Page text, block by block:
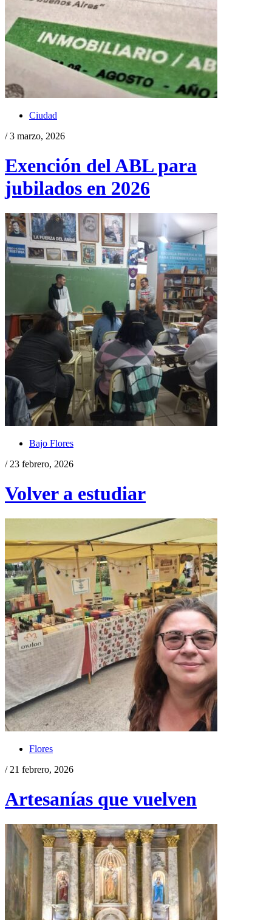
Ciudad
/ 3 marzo, 2026
Exención del ABL para
jubilados en 2026
Bajo Flores
/ 23 febrero, 2026
Volver a estudiar
Flores
/ 21 febrero, 2026
Artesanías que vuelven